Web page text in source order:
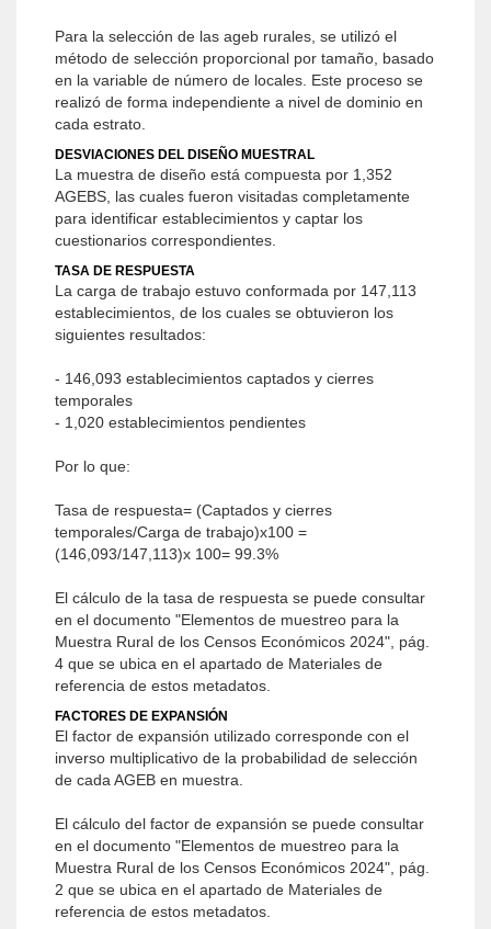
Para la selección de las ageb rurales, se utilizó el
método de selección proporcional por tamaño, basado
en la variable de número de locales. Este proceso se
realizó de forma independiente a nivel de dominio en
cada estrato.
DESVIACIONES DEL DISEÑO MUESTRAL
La muestra de diseño está compuesta por 1,352
AGEBS, las cuales fueron visitadas completamente
para identificar establecimientos y captar los
cuestionarios correspondientes.
TASA DE RESPUESTA
La carga de trabajo estuvo conformada por 147,113
establecimientos, de los cuales se obtuvieron los
siguientes resultados:
- 146,093 establecimientos captados y cierres
temporales
- 1,020 establecimientos pendientes
Por lo que:
Tasa de respuesta= (Captados y cierres
temporales/Carga de trabajo)x100 =
(146,093/147,113)x 100= 99.3%
El cálculo de la tasa de respuesta se puede consultar
en el documento "Elementos de muestreo para la
Muestra Rural de los Censos Económicos 2024", pág.
4 que se ubica en el apartado de Materiales de
referencia de estos metadatos.
FACTORES DE EXPANSIÓN
El factor de expansión utilizado corresponde con el
inverso multiplicativo de la probabilidad de selección
de cada AGEB en muestra.
El cálculo del factor de expansión se puede consultar
en el documento "Elementos de muestreo para la
Muestra Rural de los Censos Económicos 2024", pág.
2 que se ubica en el apartado de Materiales de
referencia de estos metadatos.